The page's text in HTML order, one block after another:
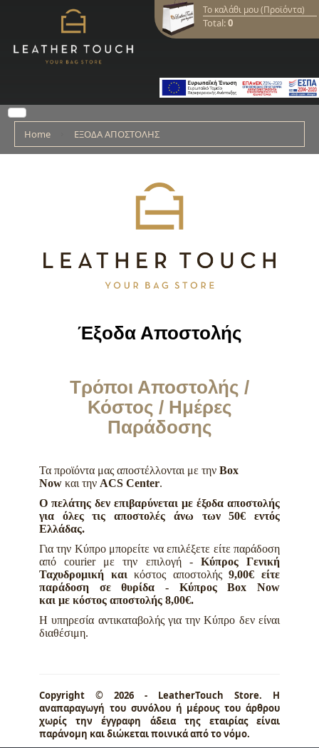
Το καλάθι μου (Προϊόντα)
Total:0
Home ΕΞΟΔΑ ΑΠΟΣΤΟΛΗΣ
Έξοδα Αποστολής
Τρόποι Αποστολής /
Κόστος / Ημέρες
Παράδοσης
Τα προϊόντα μας αποστέλλονται με την Box
Now και την ACS Center.
Ο πελάτης δεν επιβαρύνεται με έξοδα αποστολής
για όλες τις αποστολές άνω των 50€ εντός
Ελλάδας.
Για την Κύπρο μπορείτε να επιλέξετε είτε παράδοση
από courier με την επιλογή - Κύπρος Γενική
Ταχυδρομική και κόστος αποστολής9,00€ είτε
παράδοση σε θυρίδα - Κύπρος Box Now
και με κόστος αποστολής 8,00€.
Η υπηρεσία αντικαταβολής για την Κύπρο δεν είναι
διαθέσιμη.
Copyright © 2026 - LeatherTouch Store. Η
αναπαραγωγή του συνόλου ή μέρους του άρθρου
χωρίς την έγγραφη άδεια της εταιρίας είναι
παράνομη και διώκεται ποινικά από το νόμο.